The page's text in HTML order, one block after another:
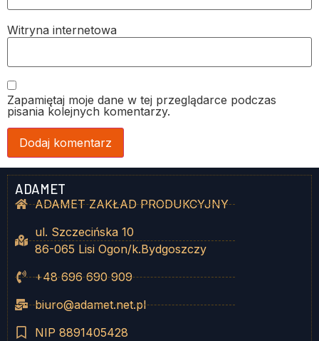
Witryna internetowa
Zapamiętaj moje dane w tej przeglądarce podczas
pisania kolejnych komentarzy.
ADAMET
ADAMET ZAKŁAD PRODUKCYJNY
ul. Szczecińska 10
86-065 Lisi Ogon/k.Bydgoszczy
+48 696 690 909
biuro@adamet.net.pl
NIP 8891405428